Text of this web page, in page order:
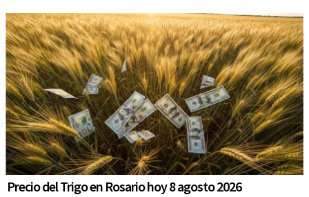
Precio del Trigo en Rosario hoy 8 agosto 2026